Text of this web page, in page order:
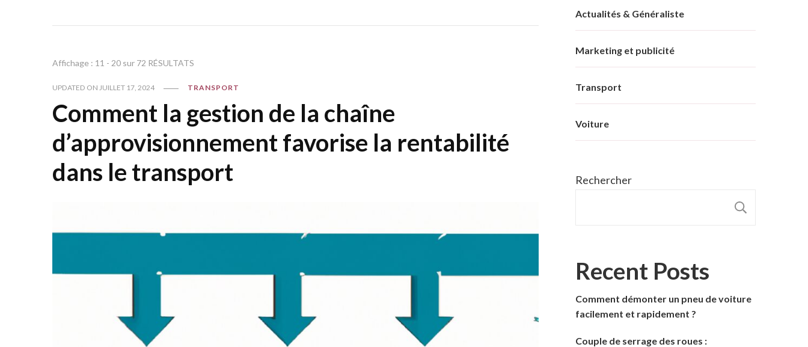
Affichage : 11 - 20 sur 72 RÉSULTATS
UPDATED ON JUILLET 17, 2024 TRANSPORT
Comment la gestion de la chaîne
d’approvisionnement favorise la rentabilité
dans le transport
Actualités & Généraliste
Marketing et publicité
Transport
Voiture
Rechercher
Recent Posts
Comment démonter un pneu de voiture
facilement et rapidement ?
Couple de serrage des roues :